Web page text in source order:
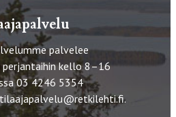
palvelee
kello 8–16
03 4246 5354
tilaajapalvelu@retkilehti.fi.